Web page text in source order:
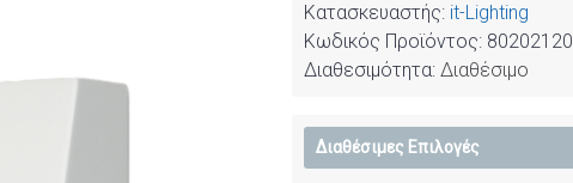
Κατασκευαστής: it-Lighting
Κωδικός Προϊόντος: 80202120
Διαθεσιμότητα: Διαθέσιμο
Διαθέσιμες Επιλογές